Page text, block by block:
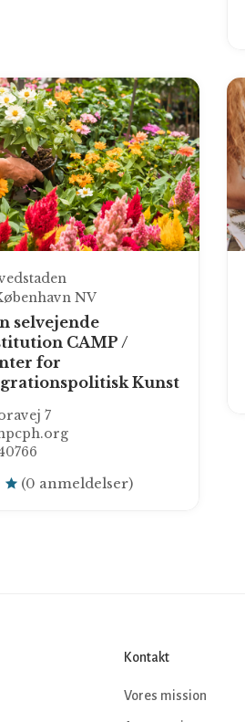
NV
selvejende
CAMP /
for
Kunst
7
(0 anmeldelser)
Kontakt
Vores mission